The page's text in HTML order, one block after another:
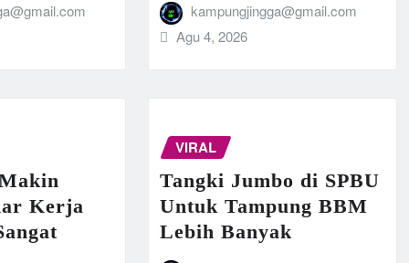
kampungjingga@gmail.com
Agu 4, 2026
Kerja
VIRAL
Tangki Jumbo di SPBU
Untuk Tampung BBM
Lebih Banyak